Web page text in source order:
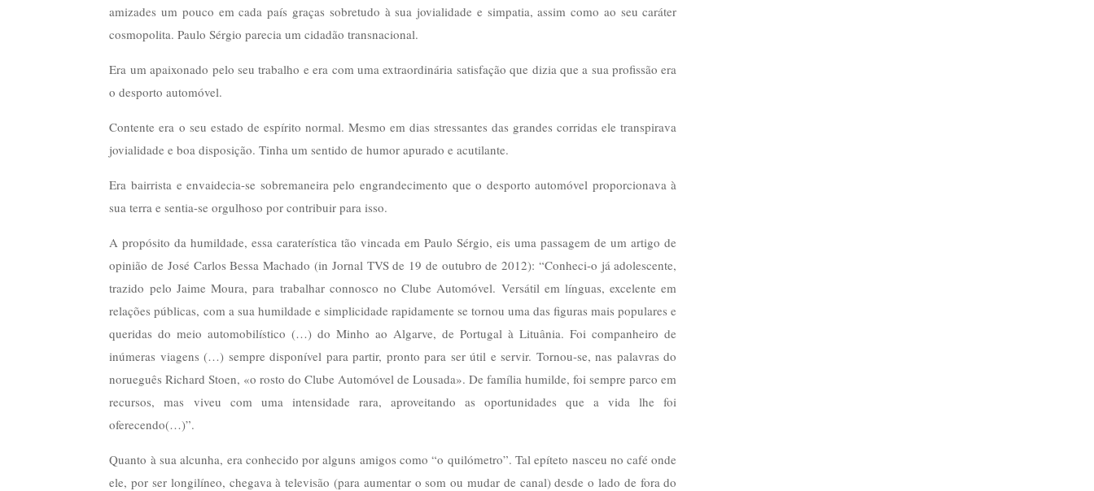
amizades um pouco em cada país graças sobretudo à sua jovialidade e simpatia, assim como ao seu caráter
cosmopolita. Paulo Sérgio parecia um cidadão transnacional.
Era um apaixonado pelo seu trabalho e era com uma extraordinária satisfação que dizia que a sua profissão era
o desporto automóvel.
Contente era o seu estado de espírito normal. Mesmo em dias stressantes das grandes corridas ele transpirava
jovialidade e boa disposição. Tinha um sentido de humor apurado e acutilante.
Era bairrista e envaidecia-se sobremaneira pelo engrandecimento que o desporto automóvel proporcionava à
sua terra e sentia-se orgulhoso por contribuir para isso.
A propósito da humildade, essa caraterística tão vincada em Paulo Sérgio, eis uma passagem de um artigo de
opinião de José Carlos Bessa Machado (in Jornal TVS de 19 de outubro de 2012): “Conheci-o já adolescente,
trazido pelo Jaime Moura, para trabalhar connosco no Clube Automóvel. Versátil em línguas, excelente em
relações públicas, com a sua humildade e simplicidade rapidamente se tornou uma das figuras mais populares e
queridas do meio automobilístico (…) do Minho ao Algarve, de Portugal à Lituânia. Foi companheiro de
inúmeras viagens (…) sempre disponível para partir, pronto para ser útil e servir. Tornou-se, nas palavras do
norueguês Richard Stoen, «o rosto do Clube Automóvel de Lousada». De família humilde, foi sempre parco em
recursos, mas viveu com uma intensidade rara, aproveitando as oportunidades que a vida lhe foi
oferecendo(…)”.
Quanto à sua alcunha, era conhecido por alguns amigos como “o quilómetro”. Tal epíteto nasceu no café onde
ele, por ser longilíneo, chegava à televisão (para aumentar o som ou mudar de canal) desde o lado de fora do